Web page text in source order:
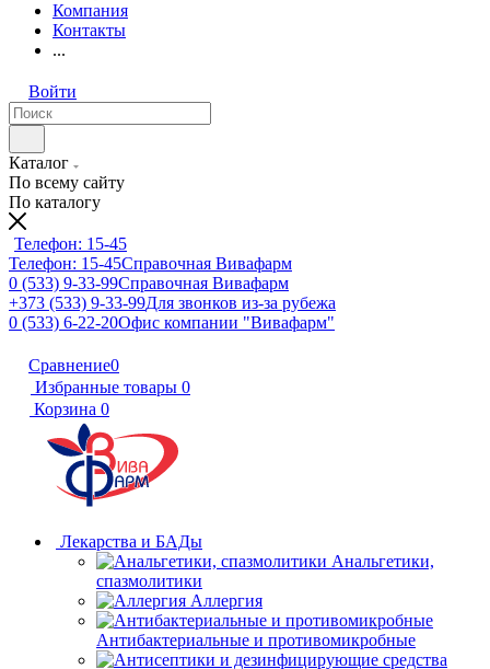
Компания
Контакты
...
Войти
Каталог
По всему сайту
По каталогу
Телефон: 15-45
Телефон: 15-45Справочная Вивафарм
0 (533) 9-33-99Справочная Вивафарм
+373 (533) 9-33-99Для звонков из-за рубежа
0 (533) 6-22-20Офис компании "Вивафарм"
Сравнение0
Избранные товары 0
Корзина 0
Лекарства и БАДы
Анальгетики,
спазмолитики
Аллергия
Антибактериальные и противомикробные